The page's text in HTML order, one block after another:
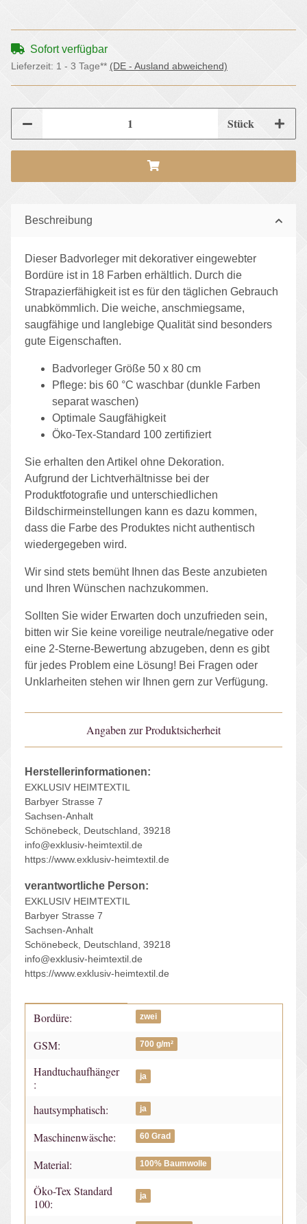
Sofort verfügbar
Lieferzeit: 1 - 3 Tage** (DE - Ausland abweichend)
Stück
Beschreibung
Dieser Badvorleger mit dekorativer eingewebter
Bordüre ist in 18 Farben erhältlich. Durch die
Strapazierfähigkeit ist es für den täglichen Gebrauch
unabkömmlich. Die weiche, anschmiegsame,
saugfähige und langlebige Qualität sind besonders
gute Eigenschaften.
Badvorleger Größe 50 x 80 cm
Pflege: bis 60 °C waschbar (dunkle Farben
separat waschen)
Optimale Saugfähigkeit
Öko-Tex-Standard 100 zertifiziert
Sie erhalten den Artikel ohne Dekoration.
Aufgrund der Lichtverhältnisse bei der
Produktfotografie und unterschiedlichen
Bildschirmeinstellungen kann es dazu kommen,
dass die Farbe des Produktes nicht authentisch
wiedergegeben wird.
Wir sind stets bemüht Ihnen das Beste anzubieten
und Ihren Wünschen nachzukommen.
Sollten Sie wider Erwarten doch unzufrieden sein,
bitten wir Sie keine voreilige neutrale/negative oder
eine 2-Sterne-Bewertung abzugeben, denn es gibt
für jedes Problem eine Lösung! Bei Fragen oder
Unklarheiten stehen wir Ihnen gern zur Verfügung.
Angaben zur Produktsicherheit
Herstellerinformationen:
EXKLUSIV HEIMTEXTIL
Barbyer Strasse 7
Sachsen-Anhalt
Schönebeck, Deutschland, 39218
info@exklusiv-heimtextil.de
https://www.exklusiv-heimtextil.de
verantwortliche Person:
EXKLUSIV HEIMTEXTIL
Barbyer Strasse 7
Sachsen-Anhalt
Schönebeck, Deutschland, 39218
info@exklusiv-heimtextil.de
https://www.exklusiv-heimtextil.de
Produkteigenschaft
Wert
Bordüre: zwei
GSM: 700 g/m²
Handtuchaufhänger
:
ja
hautsymphatisch: ja
Maschinenwäsche: 60 Grad
Material: 100% Baumwolle
Öko-Tex Standard
100:
ja